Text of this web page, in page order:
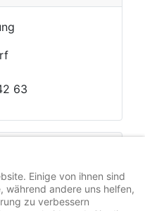
63
Einige von ihnen sind
während andere uns helfen,
zu verbessern